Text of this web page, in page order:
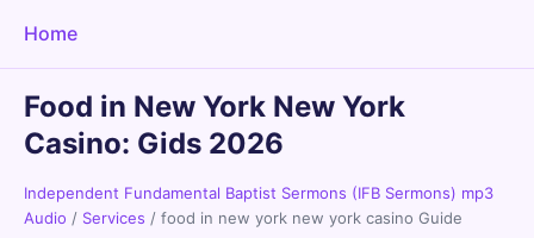
Home
Food in New York New York
Casino: Gids 2026
Independent Fundamental Baptist Sermons (IFB Sermons) mp3
Audio / Services / food in new york new york casino Guide